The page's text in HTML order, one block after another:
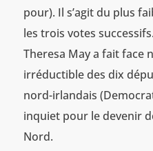
pour). Il s’agit du plus
les trois votes
Theresa May a fait face
irréductible des dix
nord-irlandais
inquiet pour le devenir
Nord.